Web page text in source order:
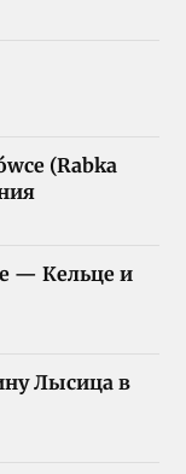
(Rabka
— Кельце и
Лысица в